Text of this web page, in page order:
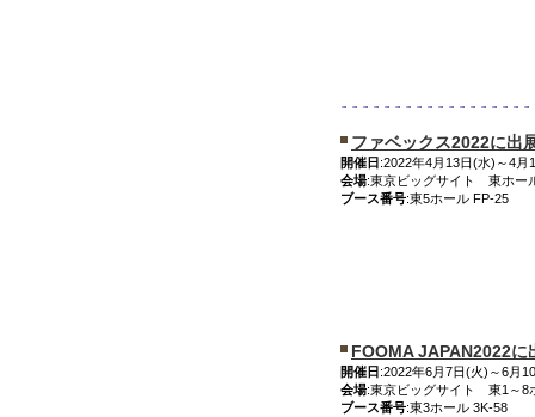
ファベックス2022に出
開催日 :2022年4月13日(水)～4月
会場:東京ビッグサイト 東ホー
ブース番号:東5ホール FP-25
FOOMA JAPAN2022に
開催日:2022年6月7日(火)～6月
会場:東京ビッグサイト 東1～8
ブース番号:東3ホール 3K-58